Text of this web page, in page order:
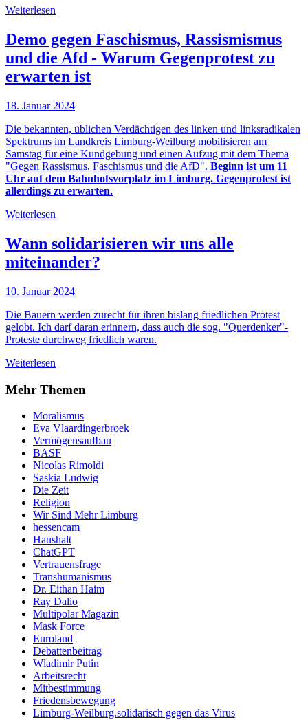
Weiterlesen
Demo gegen Faschismus, Rassismismus
und die Afd - Warum Gegenprotest zu
erwarten ist
18. Januar 2024
Die bekannten, üblichen Verdächtigen des linken und linksradikalen
Spektrums im Landkreis Limburg-Weilburg mobilisieren am
Samstag für eine Kundgebung und einen Aufzug mit dem Thema
"Gegen Rassismus, Faschismus und die AfD". Beginn ist um 11
Uhr auf dem Bahnhofsvorplatz im Limburg. Gegenprotest ist
allerdings zu erwarten.
Weiterlesen
Wann solidarisieren wir uns alle
miteinander?
10. Januar 2024
Die Bauern werden zurecht für ihren bislang friedlichen Protest
gelobt. Ich darf daran erinnern, dass auch die sog. "Querdenker"-
Proteste durchweg friedlich waren.
Weiterlesen
Mehr Themen
Moralismus
Eva Vlaardingerbroek
Vermögensaufbau
BASF
Nicolas Rimoldi
Saskia Ludwig
Die Zeit
Religion
Wir Sind Mehr Limburg
hessencam
Haushalt
ChatGPT
Vertrauensfrage
Transhumanismus
Dr. Eithan Haim
Ray Dalio
Multipolar Magazin
Mask Force
Euroland
Debattenbeitrag
Wladimir Putin
Arbeitsrecht
Mitbestimmung
Friedensbewegung
Limburg-Weilburg.solidarisch gegen das Virus